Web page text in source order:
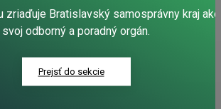
zriaďuje Bratislavský samosprávny kraj ako
svoj odborný a poradný orgán.
Prejsť do sekcie